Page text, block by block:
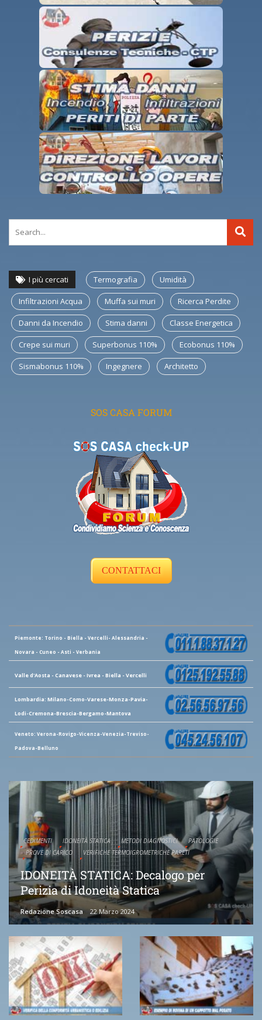
I più cercati Termografia Umidità
Infiltrazioni Acqua Muffa sui muri Ricerca Perdite
Danni da Incendio Stima danni Classe Energetica
Crepe sui muri Superbonus 110% Ecobonus 110%
Sismabonus 110% Ingegnere Architetto
SOS CASA FORUM
CONTATTACI
Piemonte: Torino - Biella - Vercelli- Alessandria -
Novara - Cuneo - Asti - Verbania
Valle d'Aosta - Canavese - Ivrea - Biella - Vercelli
Lombardia: Milano-Como-Varese-Monza-Pavia-
Lodi-Cremona-Brescia-Bergamo-Mantova
Veneto: Verona-Rovigo-Vicenza-Venezia-Treviso-
Padova-Belluno
CEDIMENTI IDONEITÀ STATICA METODI DIAGNOSTICI
PATOLOGIE
PROVE DI CARICO
VERIFICHE TERMOIGROMETRICHE PARETI
IDONEITÀ STATICA: Decalogo per
Perizia di Idoneità Statica
Redazione Soscasa 22 Marzo 2024